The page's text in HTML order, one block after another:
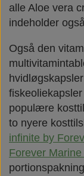
alle Aloe vera
indeholder
Også den
hvidløgskapsler
fiskeoliekapsler
populære
to nyere
infinite by
Forever